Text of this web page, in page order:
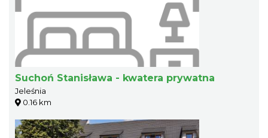
Suchoń Stanisława - kwatera prywatna
Jeleśnia
0.16 km